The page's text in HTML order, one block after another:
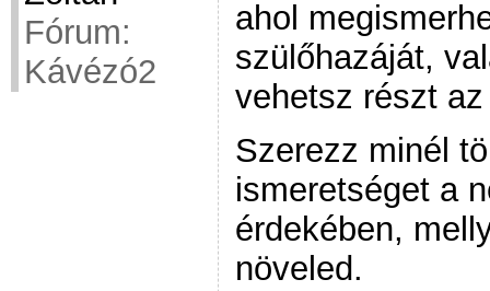
Fórum:
Kávézó2
ahol
szülőhazáját,
vehetsz részt
Szerezz minél
ismeretséget a
érdekében,
növeled.